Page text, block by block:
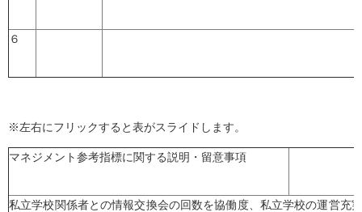
６
※左右にフリックすると表がスライドします。
マネジメント参考指標に関する説明・留意事項
私立学校関係者との情報交換会の回数を協働度、私立学校の運営充